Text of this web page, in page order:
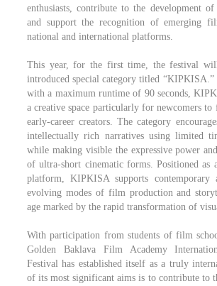
enthusiasts, contribute to the development
and support the recognition of emerging
national and international platforms.
This year, for the first time, the festival
introduced special category titled
with a maximum runtime of 90 seconds,
a creative space particularly for newcomers
early-career creators. The category
intellectually rich narratives using limited
while making visible the expressive power
of ultra-short cinematic forms. Positioned as
platform, KIPKISA supports contemporary
evolving modes of film production and
age marked by the rapid transformation of
With participation from students of film
Golden Baklava Film Academy
Festival has established itself as a truly
of its most significant aims is to contribute to